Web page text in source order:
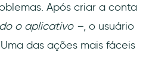
Após criar a conta
o aplicativo –, o usuário
das ações mais fáceis